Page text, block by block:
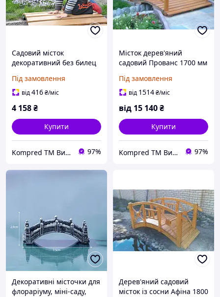
Садовий місток
декоративний без билец
Під замовлення
від416₴/міс
4 158₴
Купити
Kompred TM Виробниче підприємство 97%
Місток дерев'яний
садовий Прованс 1700 мм
Під замовлення
від 1514₴/міс
від 15 140₴
Купити
Kompred TM Виробниче підприємство 97%
Декоративні місточки для
флораріуму, міні-саду,
Дерев'яний садовий
місток із сосни Афіна 1800